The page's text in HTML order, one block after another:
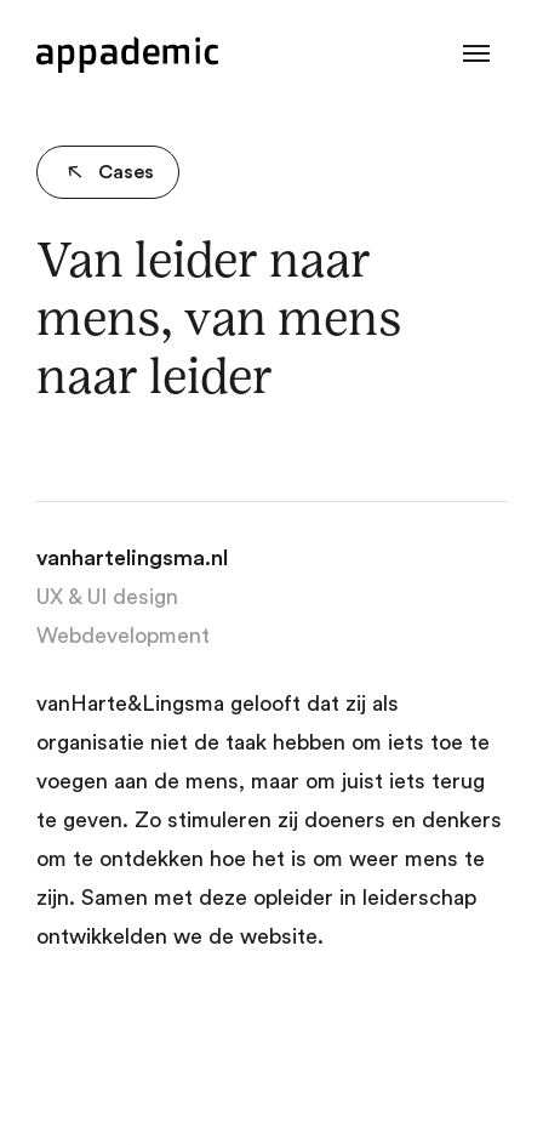
Cases
Van leider naar
mens, van mens
naar leider
vanhartelingsma.nl
UX & UI design
Webdevelopment
vanHarte&Lingsma gelooft dat zij als
organisatie niet de taak hebben om iets toe te
voegen aan de mens, maar om juist iets terug
te geven. Zo stimuleren zij doeners en denkers
om te ontdekken hoe het is om weer mens te
zijn. Samen met deze opleider in leiderschap
ontwikkelden we de website.